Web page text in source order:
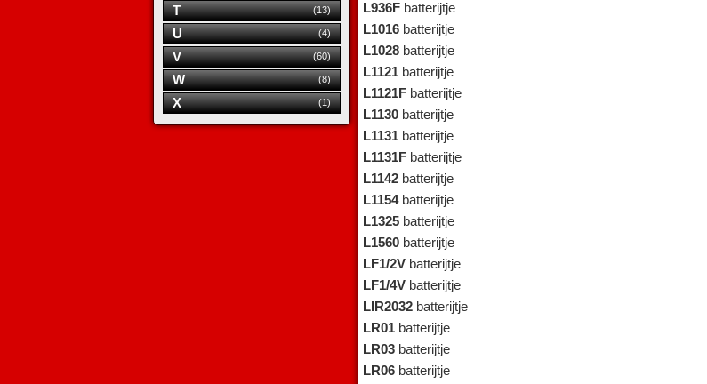
L936F batterijtje
L1016 batterijtje
L1028 batterijtje
L1121 batterijtje
L1121F batterijtje
L1130 batterijtje
L1131 batterijtje
L1131F batterijtje
L1142 batterijtje
L1154batterijtje
L1325 batterijtje
L1560 batterijtje
LF1/2V batterijtje
LF1/4V batterijtje
LIR2032 batterijtje
LR01 batterijtje
LR03 batterijtje
LR06 batterijtje
T (13)
U (4)
V (60)
W (8)
X (1)